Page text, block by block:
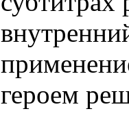
героем